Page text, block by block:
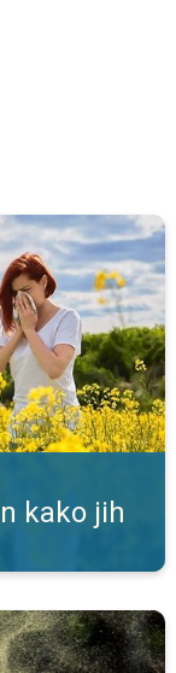
Alergija na cvetni
kako jih
Podatki v naši